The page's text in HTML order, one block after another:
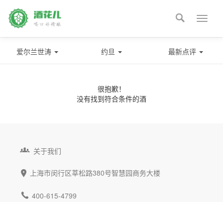
Toggle

爱尔兰世涛 约旦 最新点评
很抱歉！
没有找到符合条件的酒
 关于我们
 上海市闵行区莘松路380号智慧园商务大楼
 400-615-4799